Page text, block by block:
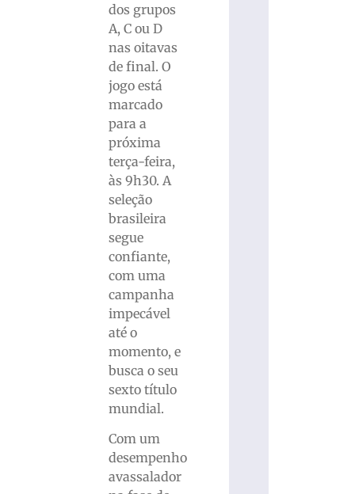
dos grupos
A, C ou D
nas oitavas
de final. O
jogo está
marcado
para a
próxima
terça-feira,
às 9h30. A
seleção
brasileira
segue
confiante,
com uma
campanha
impecável
até o
momento, e
busca o seu
sexto título
mundial.
Com um
desempenho
avassalador